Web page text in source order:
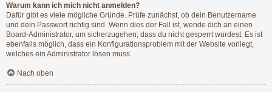
Warum kann ich mich nicht anmelden?
Dafür gibt es viele mögliche Gründe. Prüfe zunächst, ob dein Benutzername
und dein Passwort richtig sind. Wenn dies der Fall ist, wende dich an einen
Board-Administrator, um sicherzugehen, dass du nicht gesperrt wurdest. Es ist
ebenfalls möglich, dass ein Konfigurationsproblem mit der Website vorliegt,
welches ein Administrator lösen muss.
Nach oben